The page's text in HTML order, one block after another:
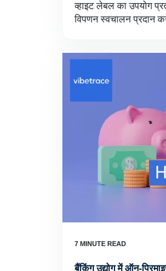
व्हाइट लेबल का उपयोग
विपणन स्वचालन प्रदान
बैंकिंग उद्योग में ऑन-